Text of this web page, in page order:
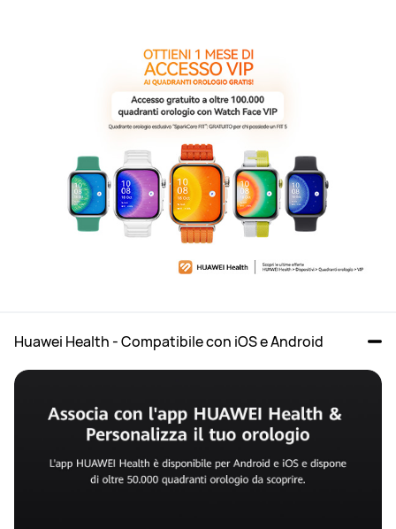
Huawei Health - Compatibile con iOS e Android